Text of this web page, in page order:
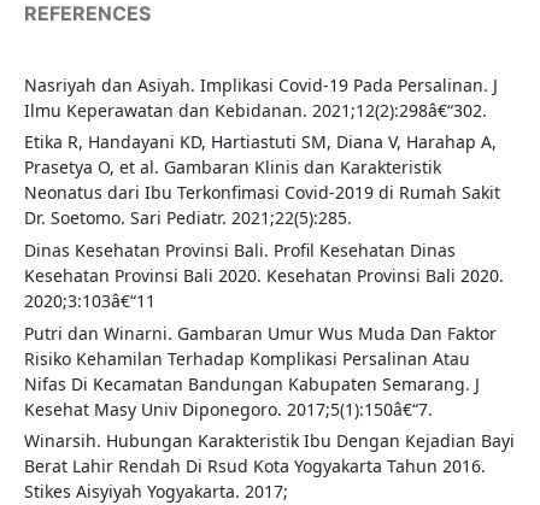
REFERENCES
Nasriyah dan Asiyah. Implikasi Covid-19 Pada Persalinan. J
Ilmu Keperawatan dan Kebidanan. 2021;12(2):298â€“302.
Etika R, Handayani KD, Hartiastuti SM, Diana V, Harahap A,
Prasetya O, et al. Gambaran Klinis dan Karakteristik
Neonatus dari Ibu Terkonfimasi Covid-2019 di Rumah Sakit
Dr. Soetomo. Sari Pediatr. 2021;22(5):285.
Dinas Kesehatan Provinsi Bali. Profil Kesehatan Dinas
Kesehatan Provinsi Bali 2020. Kesehatan Provinsi Bali 2020.
2020;3:103â€“11
Putri dan Winarni. Gambaran Umur Wus Muda Dan Faktor
Risiko Kehamilan Terhadap Komplikasi Persalinan Atau
Nifas Di Kecamatan Bandungan Kabupaten Semarang. J
Kesehat Masy Univ Diponegoro. 2017;5(1):150â€“7.
Winarsih. Hubungan Karakteristik Ibu Dengan Kejadian Bayi
Berat Lahir Rendah Di Rsud Kota Yogyakarta Tahun 2016.
Stikes Aisyiyah Yogyakarta. 2017;